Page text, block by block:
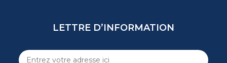
LETTRE D’INFORMATION